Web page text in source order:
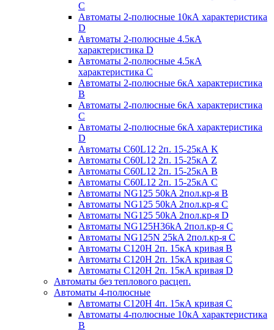
C
Автоматы 2-полюсные 10кА характеристика
D
Автоматы 2-полюсные 4.5кА
характеристика D
Автоматы 2-полюсные 4.5кА
характеристика С
Автоматы 2-полюсные 6кА характеристика
B
Автоматы 2-полюсные 6кА характеристика
C
Автоматы 2-полюсные 6кА характеристика
D
Автоматы C60L12 2п. 15-25кА K
Автоматы C60L12 2п. 15-25кА Z
Автоматы C60L12 2п. 15-25кА B
Автоматы C60L12 2п. 15-25кА C
Автоматы NG125 50kA 2пол.кр-я B
Автоматы NG125 50kA 2пол.кр-я C
Автоматы NG125 50kA 2пол.кр-я D
Автоматы NG125H36kA 2пол.кр-я C
Автоматы NG125N 25kA 2пол.кр-я C
Автоматы С120H 2п. 15кА кривая B
Автоматы С120H 2п. 15кА кривая C
Автоматы С120H 2п. 15кА кривая D
Автоматы без теплового расцеп.
Автоматы 4-полюсные
Автоматы С120H 4п. 15кА кривая C
Автоматы 4-полюсные 10кА характеристика
B